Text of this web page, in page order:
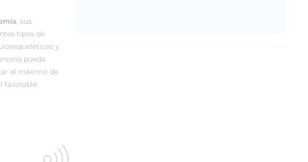
, sus
tipos de
y
pueda
el máximo de
favorable.